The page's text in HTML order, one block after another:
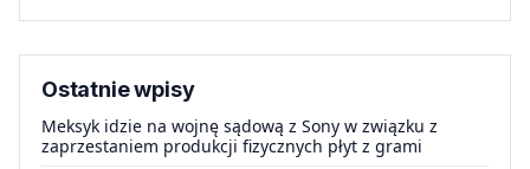
Ostatnie wpisy
Meksyk idzie na wojnę sądową z Sony w związku z
zaprzestaniem produkcji fizycznych płyt z grami